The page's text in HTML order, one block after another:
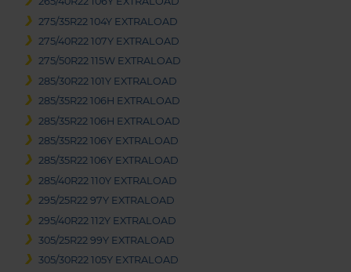
275/35R22 104Y EXTRALOAD
275/40R22 107Y EXTRALOAD
275/50R22 115W EXTRALOAD
285/30R22 101Y EXTRALOAD
285/35R22 106H EXTRALOAD
285/35R22 106H EXTRALOAD
285/35R22 106Y EXTRALOAD
285/35R22 106Y EXTRALOAD
285/40R22 110Y EXTRALOAD
295/25R22 97Y EXTRALOAD
295/40R22 112Y EXTRALOAD
305/25R22 99Y EXTRALOAD
305/30R22 105Y EXTRALOAD